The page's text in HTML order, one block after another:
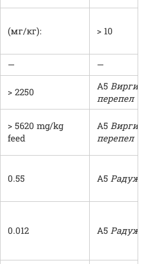
(мг/кг): > 10
—
—
> 2250 A5
перепел
> 5620 mg/kg
feed
A5
перепел
0.55 A5
0.012 A5